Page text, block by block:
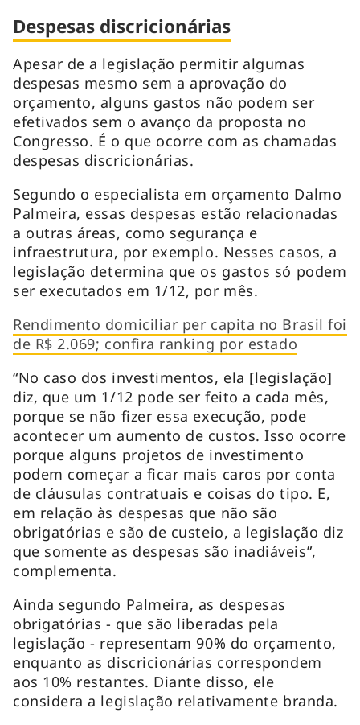
Despesas discricionárias
Apesar de a legislação permitir algumas
despesas mesmo sem a aprovação do
orçamento, alguns gastos não podem ser
efetivados sem o avanço da proposta no
Congresso. É o que ocorre com as chamadas
despesas discricionárias.
Segundo o especialista em orçamento Dalmo
Palmeira, essas despesas estão relacionadas
a outras áreas, como segurança e
infraestrutura, por exemplo. Nesses casos, a
legislação determina que os gastos só podem
ser executados em 1/12, por mês.
Rendimento domiciliar per capita no Brasil foi
de R$ 2.069; confira ranking por estado
“No caso dos investimentos, ela [legislação]
diz, que um 1/12 pode ser feito a cada mês,
porque se não fizer essa execução, pode
acontecer um aumento de custos. Isso ocorre
porque alguns projetos de investimento
podem começar a ficar mais caros por conta
de cláusulas contratuais e coisas do tipo. E,
em relação às despesas que não são
obrigatórias e são de custeio, a legislação diz
que somente as despesas são inadiáveis”,
complementa.
Ainda segundo Palmeira, as despesas
obrigatórias - que são liberadas pela
legislação - representam 90% do orçamento,
enquanto as discricionárias correspondem
aos 10% restantes. Diante disso, ele
considera a legislação relativamente branda.